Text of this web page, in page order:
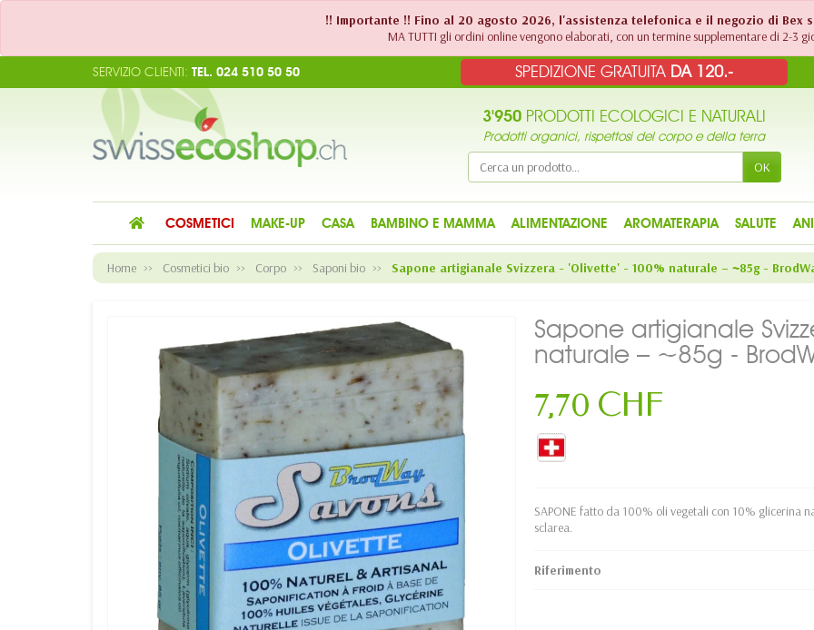
!! Importante !! Fino al 20 agosto 2026, l'assistenza telefonica e il negozio di Bex
MA TUTTI gli ordini online vengono elaborati, con un termine supplementare di 2-3
SPEDIZIONE GRATUITA DA 120.-
SERVIZIO CLIENTI: TEL. 024 510 50 50
3'950 PRODOTTI ECOLOGICI E NATURALI
Prodotti organici, rispettosi del corpo e della terra
OK
COSMETICI MAKE-UP CASA BAMBINO E MAMMA ALIMENTAZIONE AROMATERAPIA SALUTE
Home Cosmetici bio Corpo Saponi bio Sapone artigianale Svizzera - 'Olivette' - 100% naturale – ~85g -
Sapone artigianale
naturale – ~85g -
7,70 CHF
SAPONE fatto da 100% oli vegetali con 10% glicerina
sclarea.
Riferimento